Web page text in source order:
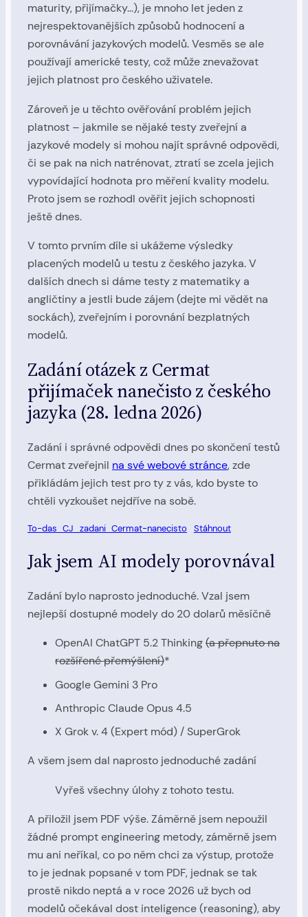
maturity, přijímačky…), je mnoho let jeden z
nejrespektovanějších způsobů hodnocení a
porovnávání jazykových modelů. Vesměs se ale
používají americké testy, což může znevažovat
jejich platnost pro českého uživatele.
Zároveň je u těchto ověřování problém jejich
platnost – jakmile se nějaké testy zveřejní a
jazykové modely si mohou najít správné odpovědi,
či se pak na nich natrénovat, ztratí se zcela jejich
vypovídající hodnota pro měření kvality modelu.
Proto jsem se rozhodl ověřit jejich schopnosti
ještě dnes.
V tomto prvním díle si ukážeme výsledky
placených modelů u testu z českého jazyka. V
dalších dnech si dáme testy z matematiky a
angličtiny a jestli bude zájem (dejte mi vědět na
sockách), zveřejním i porovnání bezplatných
modelů.
Zadání otázek z Cermat
přijímaček nanečisto z českého
jazyka (28. ledna 2026)
Zadání i správné odpovědi dnes po skončení testů
Cermat zveřejnil na své webové stránce, zde
přikládám jejich test pro ty z vás, kdo byste to
chtěli vyzkoušet nejdříve na sobě.
To-das_CJ_zadani_Cermat-nanecisto Stáhnout
Jak jsem AI modely porovnával
Zadání bylo naprosto jednoduché. Vzal jsem
nejlepší dostupné modely do 20 dolarů měsíčně
OpenAI ChatGPT 5.2 Thinking(a přepnuto na
rozšířené přemýšlení)*
Google Gemini 3 Pro
Anthropic Claude Opus 4.5
X Grok v. 4 (Expert mód) / SuperGrok
A všem jsem dal naprosto jednoduché zadání
Vyřeš všechny úlohy z tohoto testu.
A přiložil jsem PDF výše. Záměrně jsem nepoužil
žádné prompt engineering metody, záměrně jsem
mu ani neříkal, co po něm chci za výstup, protože
to je jednak popsané v tom PDF, jednak se tak
prostě nikdo neptá a v roce 2026 už bych od
modelů očekával dost inteligence (reasoning), aby